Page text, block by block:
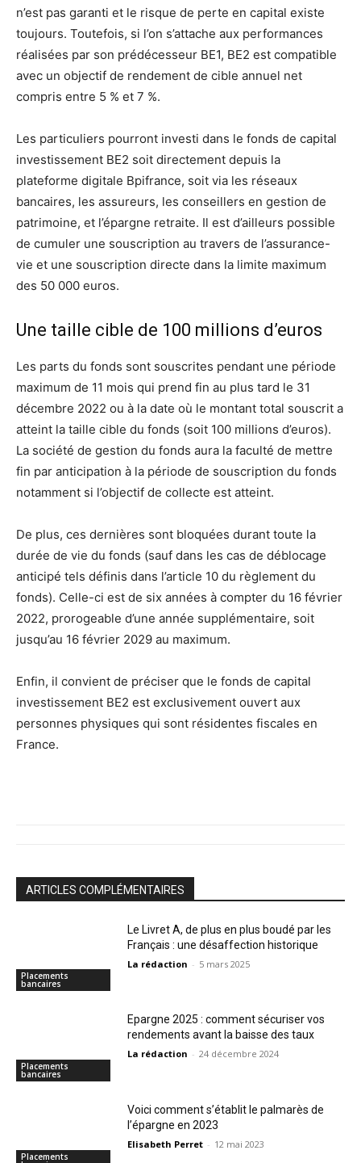
n’est pas garanti et le risque de perte en capital existe
toujours. Toutefois, si l’on s’attache aux performances
réalisées par son prédécesseur BE1, BE2 est compatible
avec un objectif de rendement de cible annuel net
compris entre 5 % et 7 %.
Les particuliers pourront investi dans le fonds de capital
investissement BE2 soit directement depuis la
plateforme digitale Bpifrance, soit via les réseaux
bancaires, les assureurs, les conseillers en gestion de
patrimoine, et l’épargne retraite. Il est d’ailleurs possible
de cumuler une souscription au travers de l’assurance-
vie et une souscription directe dans la limite maximum
des 50 000 euros.
Une taille cible de 100 millions d’euros
Les parts du fonds sont souscrites pendant une période
maximum de 11 mois qui prend fin au plus tard le 31
décembre 2022 ou à la date où le montant total souscrit a
atteint la taille cible du fonds (soit 100 millions d’euros).
La société de gestion du fonds aura la faculté de mettre
fin par anticipation à la période de souscription du fonds
notamment si l’objectif de collecte est atteint.
De plus, ces dernières sont bloquées durant toute la
durée de vie du fonds (sauf dans les cas de déblocage
anticipé tels définis dans l’article 10 du règlement du
fonds). Celle-ci est de six années à compter du 16 février
2022, prorogeable d’une année supplémentaire, soit
jusqu’au 16 février 2029 au maximum.
Enfin, il convient de préciser que le fonds de capital
investissement BE2 est exclusivement ouvert aux
personnes physiques qui sont résidentes fiscales en
France.
ARTICLES COMPLÉMENTAIRES
Placements
bancaires
Le Livret A, de plus en plus boudé par les
Français : une désaffection historique
La rédaction - 5 mars 2025
Placements
bancaires
Epargne 2025 : comment sécuriser vos
rendements avant la baisse des taux
La rédaction - 24 décembre 2024
Placements
Voici comment s’établit le palmarès de
l’épargne en 2023
Elisabeth Perret - 12 mai 2023